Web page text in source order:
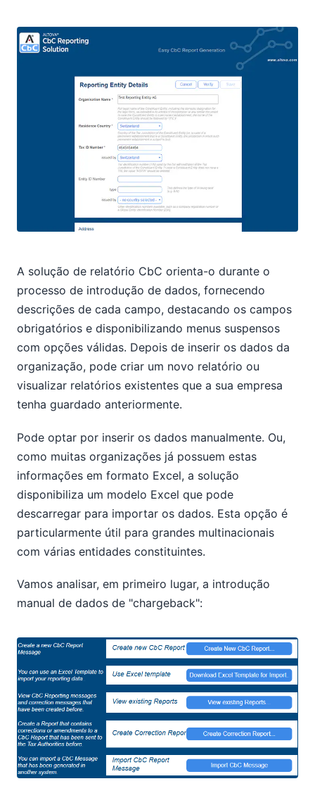
A solução de relatório CbC orienta-o durante o
processo de introdução de dados, fornecendo
descrições de cada campo, destacando os campos
obrigatórios e disponibilizando menus suspensos
com opções válidas. Depois de inserir os dados da
organização, pode criar um novo relatório ou
visualizar relatórios existentes que a sua empresa
tenha guardado anteriormente.
Pode optar por inserir os dados manualmente. Ou,
como muitas organizações já possuem estas
informações em formato Excel, a solução
disponibiliza um modelo Excel que pode
descarregar para importar os dados. Esta opção é
particularmente útil para grandes multinacionais
com várias entidades constituintes.
Vamos analisar, em primeiro lugar, a introdução
manual de dados de "chargeback":